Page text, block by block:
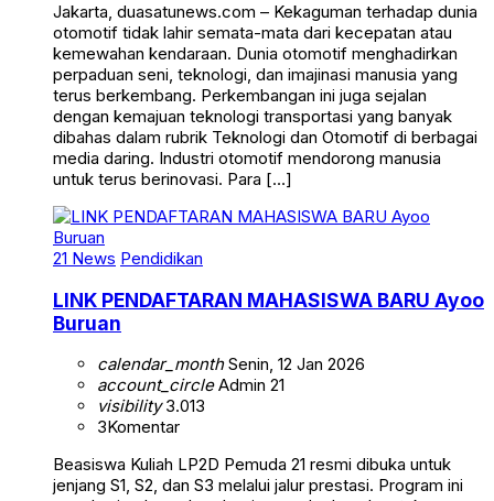
Jakarta, duasatunews.com – Kekaguman terhadap dunia
otomotif tidak lahir semata-mata dari kecepatan atau
kemewahan kendaraan. Dunia otomotif menghadirkan
perpaduan seni, teknologi, dan imajinasi manusia yang
terus berkembang. Perkembangan ini juga sejalan
dengan kemajuan teknologi transportasi yang banyak
dibahas dalam rubrik Teknologi dan Otomotif di berbagai
media daring. Industri otomotif mendorong manusia
untuk terus berinovasi. Para […]
21 News Pendidikan
LINK PENDAFTARAN MAHASISWA BARU Ayoo
Buruan
calendar_monthSenin, 12 Jan 2026
account_circleAdmin 21
visibility3.013
3Komentar
Beasiswa Kuliah LP2D Pemuda 21 resmi dibuka untuk
jenjang S1, S2, dan S3 melalui jalur prestasi. Program ini